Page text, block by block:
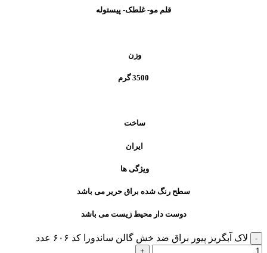
قلم مو- غلطک- پیستوله
وزن
3500 گرم
ساخت
ایران
ویژگی ها
سطح رنگ شده براق حریر می باشد
دوست دار محیط زیست می باشد
لاک آبگریز پیور براق ضد خش گالن ساندورا کد ۶۰۶ عدد